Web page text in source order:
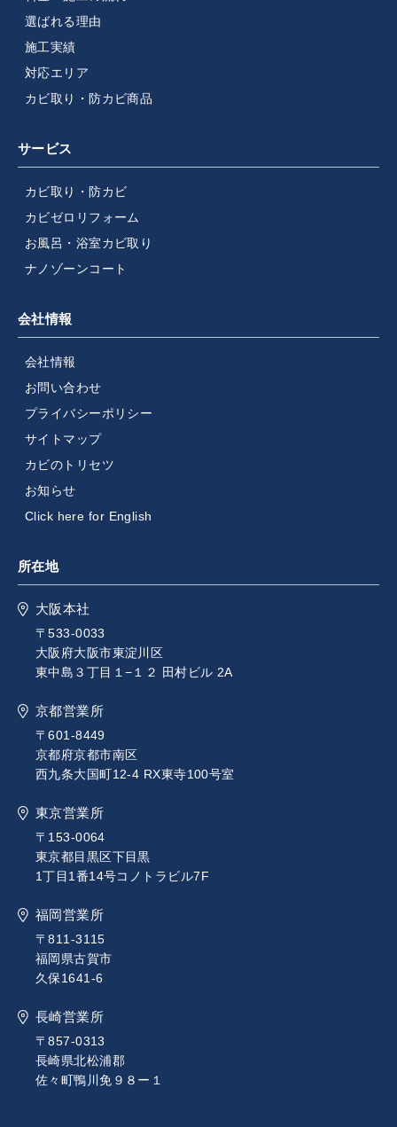
選ばれる理由
施工実績
対応エリア
カビ取り・防カビ商品
サービス
カビ取り・防カビ
カビゼロリフォーム
お風呂・浴室カビ取り
ナノゾーンコート
会社情報
会社情報
お問い合わせ
プライバシーポリシー
サイトマップ
カビのトリセツ
お知らせ
Click here for English
所在地
大阪本社
〒533-0033
大阪府大阪市東淀川区
東中島３丁目１−１２ 田村ビル 2A
京都営業所
〒601-8449
京都府京都市南区
西九条大国町12-4 RX東寺100号室
東京営業所
〒153-0064
東京都目黒区下目黒
1丁目1番14号コノトラビル7F
福岡営業所
〒811-3115
福岡県古賀市
久保1641-6
長崎営業所
〒857-0313
長崎県北松浦郡
佐々町鴨川免９８ー１